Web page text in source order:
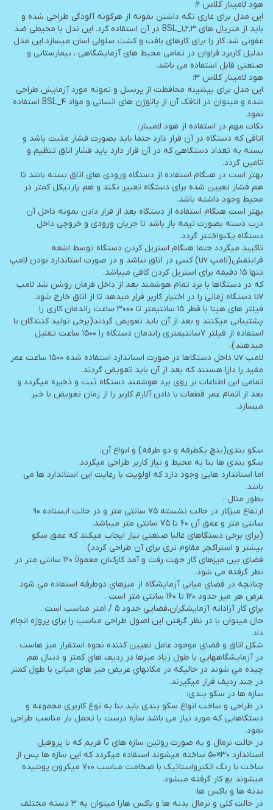
هود لامینار کلاس ۲:
این مدل برای عاری نگه داشتن نمونه از هرگونه آلودگی طراحی شده و
باید از متریال های BSL_1,2,3 در آن استفاده کرد. این ندل با محیطی ضد
عفونی شد کار را برای کارهای بافت و کشت سلولی اسان میسازد.این مدل
بدلیل کاربرد فراوان در تمامی محیط های آزمایشگاهی ، بیمارستانی و
صنعتی قابل استفاده می باشد.
هود لامینار کلاس ۳:
این مدل برای بیشینه محافظت از پرسنل و نمونه مورد آزمایش طراحی
شده و میتوان در اتاقک آن از پاتوژن های انسانی و مواد BSL_4 استفاده
نمود.
نکات مهم در استفاده از هود لامینار:
اتاقی که دستگاه در آن قرار دارد حتما باید بصورت فشار مثبت باشد و
بسته به تعداد دستگاهی که در آن قرار دارد باید فشار اتاق تنظیم و
تامین گردد.
بهتر است در هنگام استفاده از دستگاه ورودی های اتاق بسته باشد تا
هم فشار تعیین شده برای دستگاه تعییر نکند و هم پارتیکل کمتر در
محیط وجود داشته باشد.
بهتر است هنگام استفاده از دستگاه بعد از قرار دادن نمونه داخل آن
درب دسته بصورت نیمه باز باشد تا جریان ورودی و خروجی داخل
دستگاه یکنواختتر گردد.
تاکیید میگردد حتما هنگام استریل کردن دستگاه توسط اشعه
فرابنفش(لامپ uv) کسی در اتاق نباشد و در صورت استاندارد بودن لامپ
تنها ۱۵ دقیقه برای استریل کردن کافی میباشد.
که در دستگاها با برد تمام هوشمند بعد از داخل فرمان روشن شد لامپ
uv دستگاه زمانی را در اختیار کاربر قرار میدهد تا از اتاق خارج شود.
فیلتر های هپتا با قطر ۱۵ سانتیمتر تا ۳۰۰۰ ساعت راندمان کاری را
پشتیبانی میکنند و بعد از آن باید تعویض گردند(برخی تولید کنندگان با
استفاده از فیلتر ۷سانتیمتری راندمان دستگاه را ۱۵۰۰ ساعت تقلیل
میدهند).
لامپ uv داخل دستگاها در صورت استاندارد استفاده شده ۱۵۰۰ ساعت عمر
مفید را دارا هستند که بعد از آن باید تعویض گردند.
تمامی این اطلاعات بر روی برد هوشمند دستگاه ثبت و ذخیره میگردد و
بعد از اتمام عمر قطعات با دادن آلارم کاربر را از زمان تعویض با خبر
میسازد.
سکو بندی(بنچ یکطرفه و دو طرفه) و انواع آن:
سکو بندی ها بنا به محیط و نیاز کاربر طراحی میگردد.
اما استاندارد هایی وجود دارد که اولویت با رعایت این استاندارد ها می
باشد.
بطور مثال :
ارتفاع میزکار در حالت نشسته 75 سانتی متر و در حالت ایستاده 90
سانتی متر و عمق آن 60 تا 75 سانتی متر میباشد.
(برای برخی دستگاهای غالبا صنعتی نیاز ایجاب میکند که عمق سکو
بیشتر و استراکچر مقاوم تری برای آن طراحی گردد)
فضای بین میزهای کار جهت رفت و آمد کارکنان معمولاً 120 سانتی متر در
نظر گرفته می شود.
ﭼﻨﺎﻧﭽﻪ در ﻓﻀﺎي ﻣﻴﺎﻧﻲ آزﻣﺎﻳﺸﮕﺎه از ﻣﻴﺰﻫﺎي دوﻃﺮﻓﻪ اﺳﺘﻔﺎده ﻣﻲ ﺷﻮد
ﻋﺮض ﻫﺮ ﻣﻴﺰ ﺣﺪود 120 تا 160 سانتی ﻣﺘﺮ اﺳﺖ .
ﺑﺮاي ﻛﺎر آزاداﻧﻪ آزﻣﺎﻳﺸﮕﺮان،ﻓﻀﺎﻳﻲ ﺣﺪود 5 / 1ﻣﺘﺮ ﻣﻨﺎﺳﺐ اﺳﺖ .
حال میتوان با در نظر گرفتن این اصول طراحی مناسب را برای پروژه انجام
داد.
ﺷﻜﻞ اﺗﺎق و ﻓﻀﺎي ﻣﻮﺟﻮد ﻋﺎﻣﻞ ﺗﻌﻴﻴﻦ ﻛﻨﻨﺪه ﻧﺤﻮه اﺳﺘﻘﺮار ﻣﻴﺰ ﻫﺎﺳﺖ .
در آزﻣﺎﻳﺸﮕﺎﻫﻬﺎﻳﻲ ﺑﺎ ﻃﻮل زﻳﺎد ﻣﻴﺰﻫﺎ در ردﻳﻒ ﻫﺎي ﻛﻤﺘﺮ و دﻧﺒﺎل ﻫﻢ
ﭼﻴﺪه ﻣﻲ ﺷﻮﻧﺪ در ﺣﺎﻟﻴﻜﻪ در ﻣﻜﺎﻧﻬﺎي ﻋﺮﻳﺾ ﻣﻴﺰ ﻫﺎي میانی با طول کمتر
در چند ردیف قرار میگیرند.
سازه ها در سکو بندی:
در طراحی و ساخت انواع سکو بندی باید بنا به نوع کاربری مجموعه و
دستگاهایی که مورد نیاز می باشد سازه درست با تحمل بار مناسب طراحی
نمود.
در حالت نرمال و به صورت روتین سازه های C فریم که با پروفیل
استاندارد ۳۰×۵۰ ساخته میشوند استفاده میگردد که این سازه ها پس از
ساخت با رنگ الکترواستاتیک با ضخامت مناسب ۷۰۰ میکرون پوشیده
میشوند بع کار گرفته میشود.
بدنه ها و باکس ها:
در حالت کلی و نرمال بدنه ها و باکس هارا میتوان به ۳ دسته مختلف